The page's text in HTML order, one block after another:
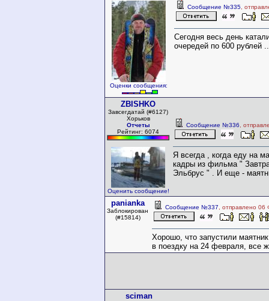
Оценки сообщения:
Сообщение №335 ,
Сегодня весь день
очередей по 600 рублей
ZBISHKO
Завсегдатай (#6127)
Хорьков
Отчеты
Рейтинг: 6074
Оценить сообщение!
Сообщение №336 ,
Я всегда , когда еду на
кадры из фильма "
Эльбрус " . И еще -
panianka
Заблокирован
(#15814)
Сообщение №337 , отправлено
Хорошо, что запустили
в поездку на 24 февраля, все
sciman